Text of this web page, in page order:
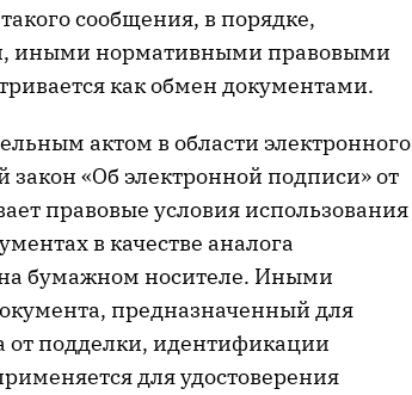
сообщения, в порядке,
иными нормативными правовыми
как обмен документами.
актом в области электронного
«Об электронной подписи» от
правовые условия использования
в качестве аналога
бумажном носителе. Иными
предназначенный для
от подделки, идентификации
для удостоверения